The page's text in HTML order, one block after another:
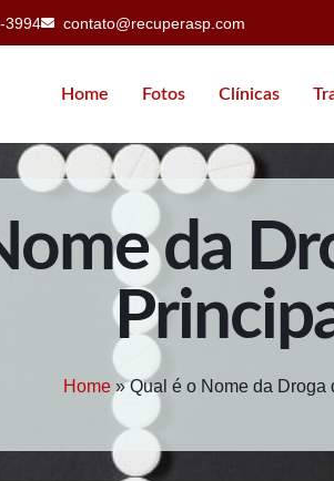
3994 contato@recuperasp.com
Home Fotos Clínicas
da
Home»Qual é o Nome da Droga